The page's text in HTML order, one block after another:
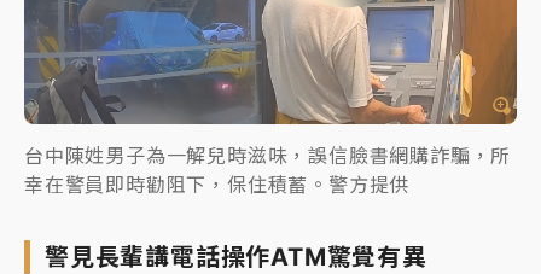
台中陳姓男子為一解兒時滋味，誤信臉書網購詐騙，所
幸在警員即時勸阻下，保住積蓄。警方提供
警見長輩講電話操作ATM驚覺有異